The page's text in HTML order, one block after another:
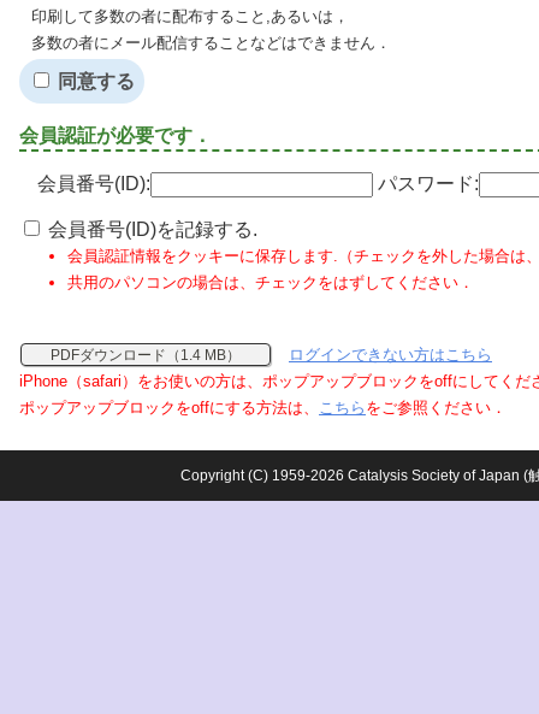
印刷して多数の者に配布すること,あるいは，
多数の者にメール配信することなどはできません．
同意する
会員認証が必要です．
会員番号(ID): パスワード:
会員番号(ID)を記録する.
会員認証情報をクッキーに保存します.（チェックを外した場合は
共用のパソコンの場合は、チェックをはずしてください．
PDFダウンロード（1.4 MB）
ログインできない方はこちら
iPhone（safari）をお使いの方は、ポップアップブロックをoffにしてくだ
ポップアップブロックをoffにする方法は、 こちら をご参照ください．
Copyright (C) 1959-2026 Catalysis Society of Japan (